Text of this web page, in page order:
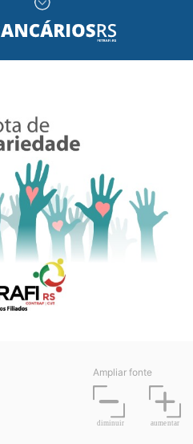
Ampliar fonte
diminuir aumentar